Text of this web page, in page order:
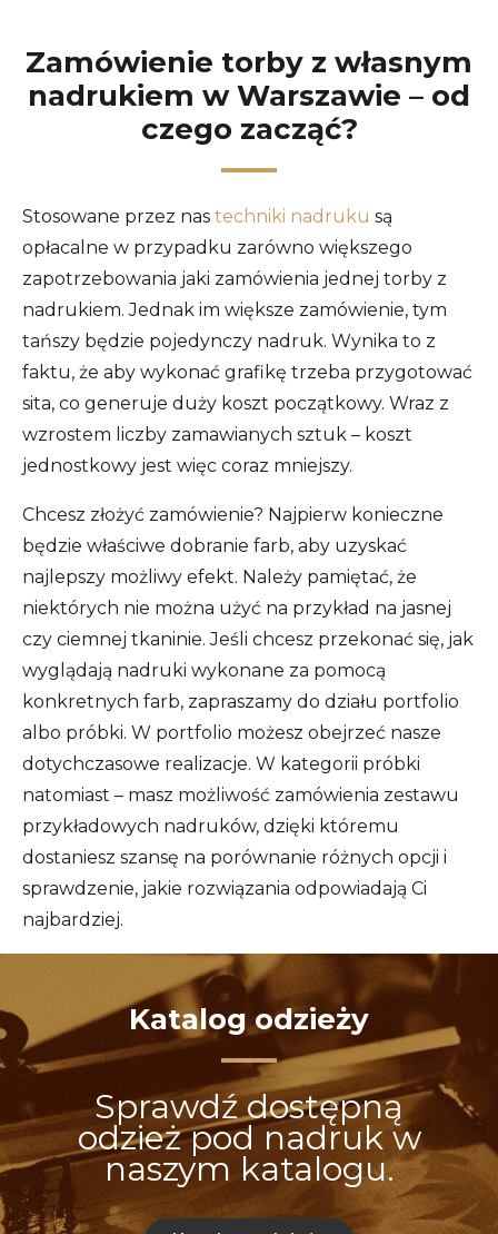
Zamówienie torby z własnym
nadrukiem w Warszawie – od
czego zacząć?
Stosowane przez nas techniki nadruku są
opłacalne w przypadku zarówno większego
zapotrzebowania jaki zamówienia jednej torby z
nadrukiem. Jednak im większe zamówienie, tym
tańszy będzie pojedynczy nadruk. Wynika to z
faktu, że aby wykonać grafikę trzeba przygotować
sita, co generuje duży koszt początkowy. Wraz z
wzrostem liczby zamawianych sztuk – koszt
jednostkowy jest więc coraz mniejszy.
Chcesz złożyć zamówienie? Najpierw konieczne
będzie właściwe dobranie farb, aby uzyskać
najlepszy możliwy efekt. Należy pamiętać, że
niektórych nie można użyć na przykład na jasnej
czy ciemnej tkaninie. Jeśli chcesz przekonać się, jak
wyglądają nadruki wykonane za pomocą
konkretnych farb, zapraszamy do działu portfolio
albo próbki. W portfolio możesz obejrzeć nasze
dotychczasowe realizacje. W kategorii próbki
natomiast – masz możliwość zamówienia zestawu
przykładowych nadruków, dzięki któremu
dostaniesz szansę na porównanie różnych opcji i
sprawdzenie, jakie rozwiązania odpowiadają Ci
najbardziej.
Katalog odzieży
Sprawdź dostępną
odzież pod nadruk w
naszym katalogu.